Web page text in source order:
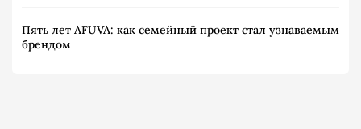
Пять лет AFUVA: как семейный проект стал узнаваемым
брендом